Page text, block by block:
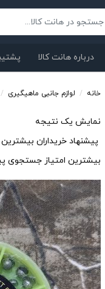
درباره هانت کالا
خانه / لوازم جانبی ماهیگیری /
نمایش یک نتیجه
پیشنهاد خریداران بیشترین
بیشترین امتیاز جستجوی